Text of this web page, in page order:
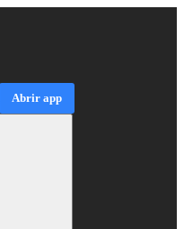
Abrir app